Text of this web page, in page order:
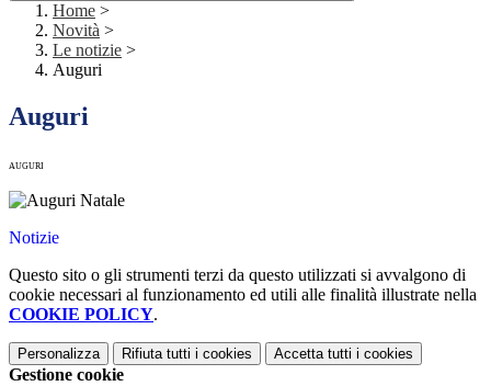
Home >
Novità >
Le notizie >
Auguri
Auguri
AUGURI
Notizie
Questo sito o gli strumenti terzi da questo utilizzati si avvalgono di
cookie necessari al funzionamento ed utili alle finalità illustrate nella
COOKIE POLICY.
Personalizza Rifiuta tutti i cookies Accetta tutti i cookies
Gestione cookie